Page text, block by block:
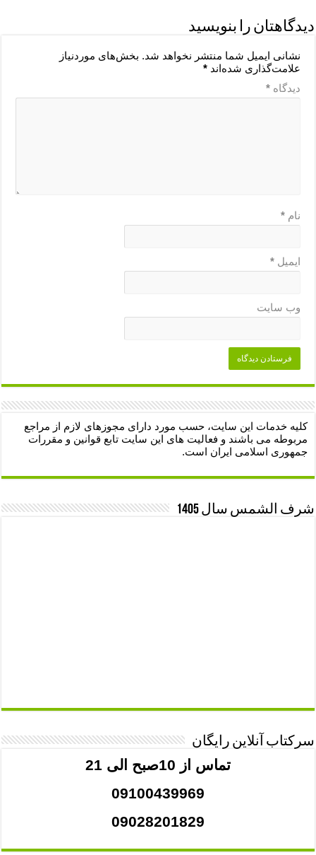
دیدگاهتان را بنویسید
نشانی ایمیل شما منتشر نخواهد شد. بخش‌های موردنیاز
علامت‌گذاری شده‌اند*
دیدگاه*
نام*
ایمیل*
وب‌ سایت
کلیه خدمات این سایت، حسب مورد دارای مجوزهای لازم از مراجع
مربوطه می باشند و فعالیت های این سایت تابع قوانین و مقررات
جمهوری اسلامی ایران است.
شرف الشمس سال 1405
سرکتاب آنلاین رایگان
تماس از 10صبح الی 21
09100439969
09028201829